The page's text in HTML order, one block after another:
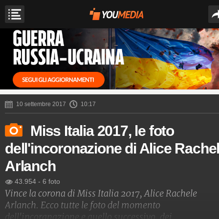
10 settembre 2017 10:17
Miss Italia 2017, le foto
dell'incoronazione di Alice
Arlanch
43.954 - 6 foto
Vince la corona di Miss Italia 2017, Alice Rachele
Arlanch. Ecco tutte le foto del momento
dell'incoranazione e quello successivo, dei